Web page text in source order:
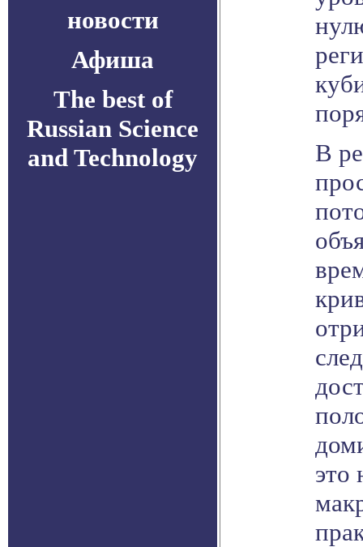
новости
Афиша
The best of
Russian Science
and Technology
В
это